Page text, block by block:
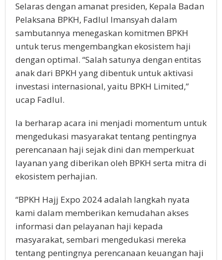
Selaras dengan amanat presiden, Kepala Badan
Pelaksana BPKH, Fadlul Imansyah dalam
sambutannya menegaskan komitmen BPKH
untuk terus mengembangkan ekosistem haji
dengan optimal. “Salah satunya dengan entitas
anak dari BPKH yang dibentuk untuk aktivasi
investasi internasional, yaitu BPKH Limited,”
ucap Fadlul.
Ia berharap acara ini menjadi momentum untuk
mengedukasi masyarakat tentang pentingnya
perencanaan haji sejak dini dan memperkuat
layanan yang diberikan oleh BPKH serta mitra di
ekosistem perhajian.
“BPKH Hajj Expo 2024 adalah langkah nyata
kami dalam memberikan kemudahan akses
informasi dan pelayanan haji kepada
masyarakat, sembari mengedukasi mereka
tentang pentingnya perencanaan keuangan haji